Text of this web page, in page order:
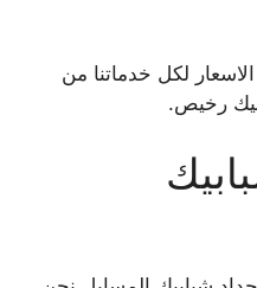
لكل خدماتنا من
رخيص.